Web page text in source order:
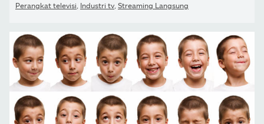
Perangkat televisi Industri tv Streaming Langsung